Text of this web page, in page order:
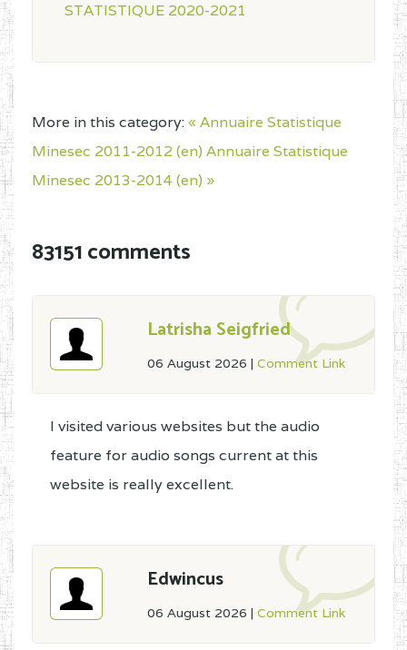
STATISTIQUE 2020-2021
More in this category:« Annuaire Statistique
Minesec 2011-2012 (en) Annuaire Statistique
Minesec 2013-2014 (en) »
83151 comments
Latrisha Seigfried
06 August 2026 | Comment Link
I visited various websites but the audio
feature for audio songs current at this
website is really excellent.
Edwincus
06 August 2026 | Comment Link